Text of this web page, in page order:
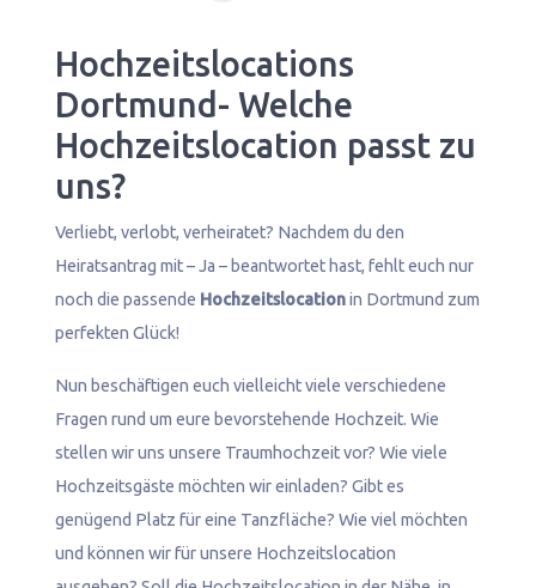
Hochzeitslocations
Dortmund- Welche
Hochzeitslocation passt zu
uns?
Verliebt, verlobt, verheiratet? Nachdem du den
Heiratsantrag mit – Ja – beantwortet hast, fehlt euch nur
noch die passende Hochzeitslocationin Dortmund zum
perfekten Glück!
Nun beschäftigen euch vielleicht viele verschiedene
Fragen rund um eure bevorstehende Hochzeit. Wie
stellen wir uns unsere Traumhochzeit vor? Wie viele
Hochzeitsgäste möchten wir einladen? Gibt es
genügend Platz für eine Tanzfläche? Wie viel möchten
und können wir für unsere Hochzeitslocation